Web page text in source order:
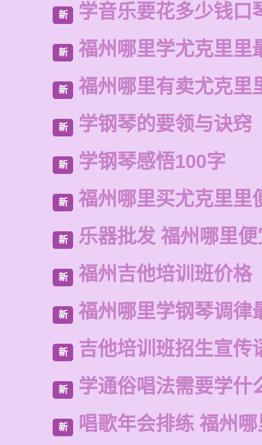
新 学音乐要花多少钱口
新 福州哪里学尤克里里
新 福州哪里有卖尤克里
新 学钢琴的要领与诀窍
新 学钢琴感悟100字
新 福州哪里买尤克里里
新 乐器批发 福州哪里
新 福州吉他培训班价格
新 福州哪里学钢琴调律
新 吉他培训班招生宣传
新 学通俗唱法需要学什
新 唱歌年会排练 福州